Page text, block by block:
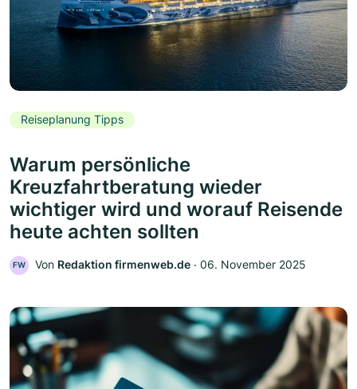
Reiseplanung Tipps
Warum persönliche
Kreuzfahrtberatung wieder
wichtiger wird und worauf Reisende
heute achten sollten
FW Von Redaktion firmenweb.de ‧ 06. November 2025